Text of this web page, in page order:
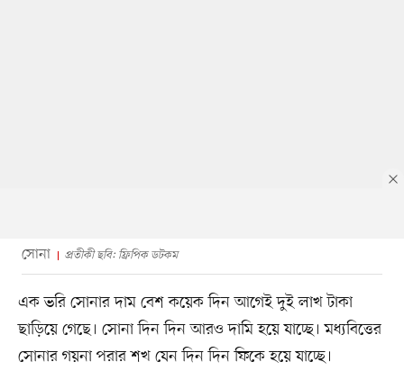
সোনা প্রতীকী ছবি: ফ্রিপিক ডটকম
এক ভরি সোনার দাম বেশ কয়েক দিন আগেই দুই লাখ টাকা
ছাড়িয়ে গেছে। সোনা দিন দিন আরও দামি হয়ে যাচ্ছে। মধ্যবিত্তের
সোনার গয়না পরার শখ যেন দিন দিন ফিকে হয়ে যাচ্ছে।